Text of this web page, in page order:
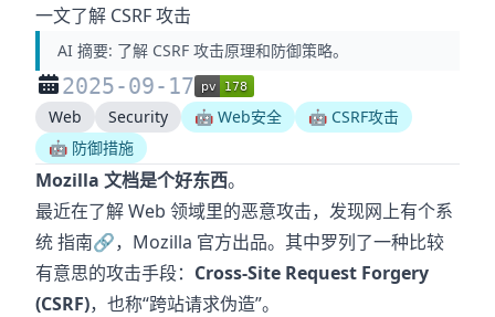
一文了解 CSRF 攻击
AI 摘要: 了解 CSRF 攻击原理和防御策略。
2025-09-17
Web Security 🤖 Web安全
🤖 CSRF攻击
🤖 防御措施
Mozilla 文档是个好东西。
最近在了解 Web 领域里的恶意攻击，发现网上有个系
统指南🔗，Mozilla 官方出品。其中罗列了一种比较
有意思的攻击手段： Cross-Site Request Forgery
(CSRF)，也称“跨站请求伪造”。